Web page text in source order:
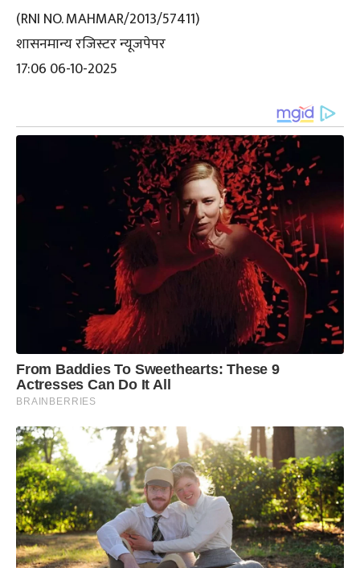
(RNI NO. MAHMAR/2013/57411)
शासनमान्य रजिस्टर न्यूजपेपर
17:06 06-10-2025